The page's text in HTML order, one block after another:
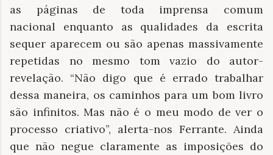
as páginas de toda imprensa comum
nacional enquanto as qualidades da escrita
sequer aparecem ou são apenas massivamente
repetidas no mesmo tom vazio do autor-
revelação. “Não digo que é errado trabalhar
dessa maneira, os caminhos para um bom livro
são infinitos. Mas não é o meu modo de ver o
processo criativo”, alerta-nos Ferrante. Ainda
que não negue claramente as imposições do